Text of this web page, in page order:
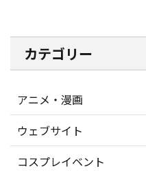
カテゴリー
アニメ・漫画
ウェブサイト
コスプレイベント